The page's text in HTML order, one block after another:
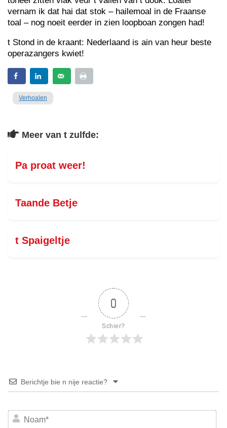
vernam ik dat hai dat stok – hailemoal in de Fraanse
toal – nog noeit eerder in zien loopboan zongen had!
t Stond in de kraant: Nederlaand is ain van heur beste
operazangers kwiet!
Verhoalen
Meer van t zulfde:
Pa proat weer!
Taande Betje
t Spaigeltje
0
Schier?
Berichtje bie n nije reactie?